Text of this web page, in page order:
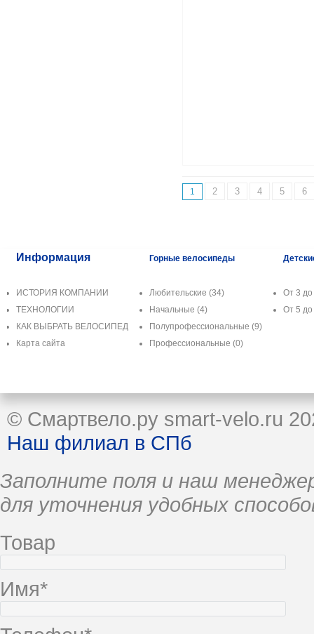
1 2 3 4 5 6
Информация
ИСТОРИЯ КОМПАНИИ
ТЕХНОЛОГИИ
КАК ВЫБРАТЬ ВЕЛОСИПЕД
Карта сайта
Горные велосипеды
Любительские (34)
Начальные (4)
Полупрофессиональные (9)
Профессиональные (0)
От 3
От 5
© Смартвело.ру smart-velo.ru
Наш филиал в СПб
Заполните поля и наш
для уточнения удобных
Товар
Имя*